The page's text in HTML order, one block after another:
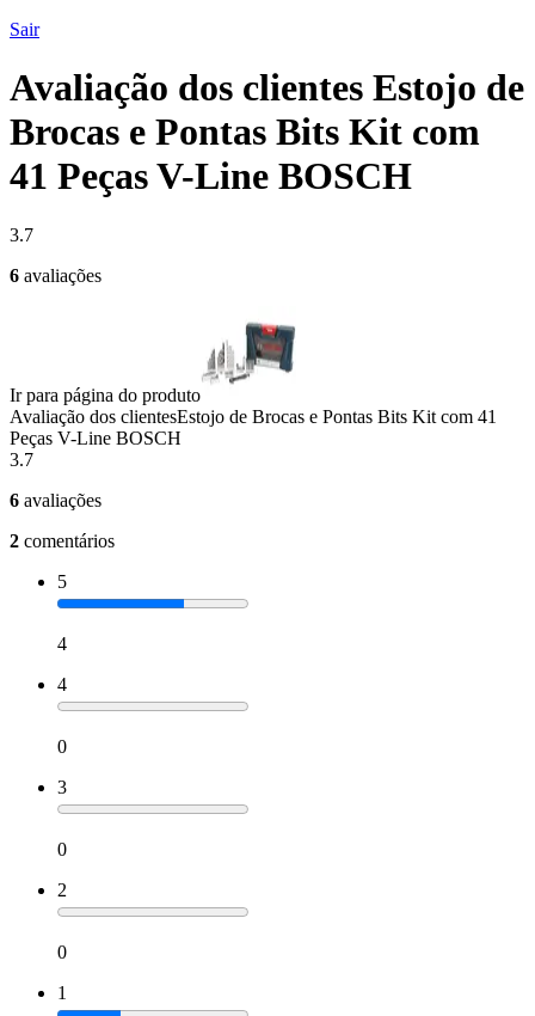
Sair
Avaliação dos clientes Estojo de
Brocas e Pontas Bits Kit com
41 Peças V-Line BOSCH
3.7
6 avaliações
Ir para página do produto
Avaliação dos clientesEstojo de Brocas e Pontas Bits Kit com 41
Peças V-Line BOSCH
3.7
6 avaliações
2 comentários
5
4
4
0
3
0
2
0
1